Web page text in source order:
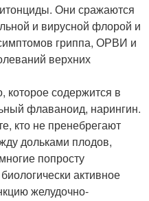
Они сражаются
и вирусной флорой и
гриппа, ОРВИ и
верхних
содержится в
флаваноид, нарингин.
кто не пренебрегают
дольками плодов,
попросту
активное
желудочно-